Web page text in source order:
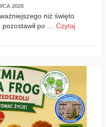
2026
niż święto
po … Czytaj